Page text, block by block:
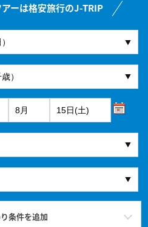
ーは格安旅行のJ-TRIP
条件を追加